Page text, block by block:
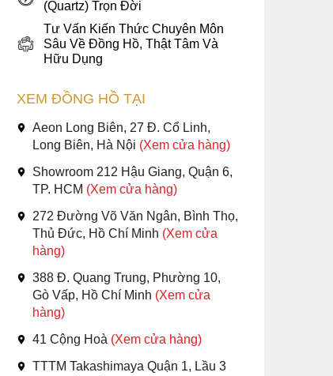
(Quartz) Trọn Đời
Tư Vấn Kiến Thức Chuyên Môn
Sâu Về Đồng Hồ, Thật Tâm Và
Hữu Dụng
XEM ĐỒNG HỒ TẠI
Aeon Long Biên, 27 Đ. Cổ Linh,
Long Biên, Hà Nội (Xem cửa hàng)
Showroom 212 Hậu Giang, Quận 6,
TP. HCM (Xem cửa hàng)
272 Đường Võ Văn Ngân, Bình Thọ,
Thủ Đức, Hồ Chí Minh (Xem cửa
hàng)
388 Đ. Quang Trung, Phường 10,
Gò Vấp, Hồ Chí Minh (Xem cửa
hàng)
41 Cộng Hoà (Xem cửa hàng)
TTTM Takashimaya Quận 1, Lầu 3